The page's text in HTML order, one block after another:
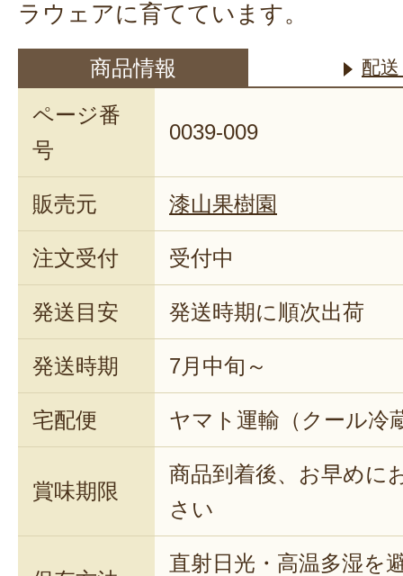
ラウェアに育てています。
商品情報 配
ページ番
号
0039-009
販売元 漆山果樹園
注文受付 受付中
発送目安 発送時期に順次出荷
発送時期 7月中旬～
宅配便 ヤマト運輸（クール冷
賞味期限
商品到着後、お早めに
さい
直射日光・高温多湿を